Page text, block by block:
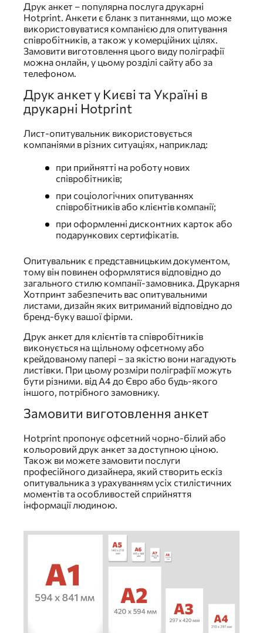
Друк анкет – популярна послуга друкарні
Hotprint. Анкети є бланк з питаннями, що може
використовуватися компанією для опитування
співробітників, а також у комерційних цілях.
Замовити виготовлення цього виду поліграфії
можна онлайн, у цьому розділі сайту або за
телефоном.
Друк анкет у Києві та Україні в
друкарні Hotprint
Лист-опитувальник використовується
компаніями в різних ситуаціях, наприклад:
при прийнятті на роботу нових
співробітників;
при соціологічних опитуваннях
співробітників або клієнтів компанії;
при оформленні дисконтних карток або
подарункових сертифікатів.
Опитувальник є представницьким документом,
тому він повинен оформлятися відповідно до
загального стилю компанії-замовника. Друкарня
Хотпринт забезпечить вас опитувальними
листами, дизайн яких витриманий відповідно до
бренд-буку вашої фірми.
Друк анкет для клієнтів та співробітників
виконується на щільному офсетному або
крейдованому папері – за якістю вони нагадують
листівки. При цьому розміри поліграфії можуть
бути різними. від А4 до Євро або будь-якого
іншого, потрібного замовнику.
Замовити виготовлення анкет
Hotprint пропонує офсетний чорно-білий або
кольоровий друк анкет за доступною ціною.
Також ви можете замовити послуги
професійного дизайнера, який створить ескіз
опитувальника з урахуванням усіх стилістичних
моментів та особливостей сприйняття
інформації людиною.